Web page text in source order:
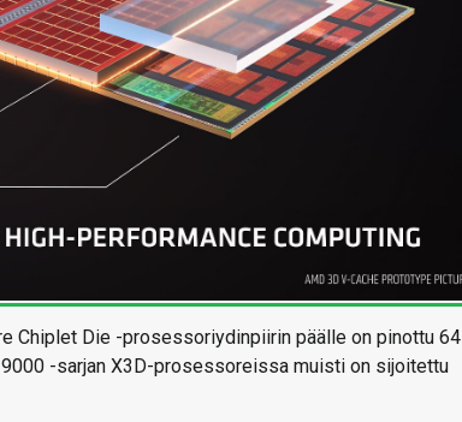
Chiplet Die -prosessoriydinpiirin päälle on pinottu 64
-sarjan X3D-prosessoreissa muisti on sijoitettu